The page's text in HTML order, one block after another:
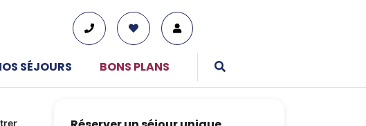
SÉJOURS BONS PLANS